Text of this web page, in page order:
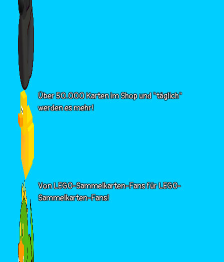
Über 50.000 Karten im Shop und "täglich"
werden es mehr!
Von LEGO-Sammelkarten-Fans für LEGO-
Sammelkarten-Fans!